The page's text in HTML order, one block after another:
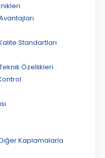
Standartları
Özellikleri
Kaplamalarla